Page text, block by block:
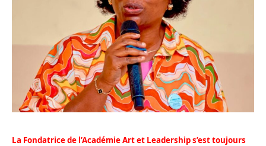
La Fondatrice de l’Académie Art et Leadership s’est toujours